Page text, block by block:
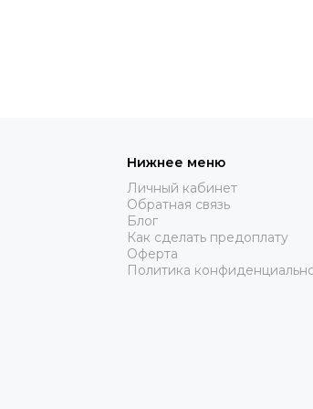
Нижнее меню
Личный кабинет
Обратная связь
Блог
Как сделать предоплату
Оферта
Политика